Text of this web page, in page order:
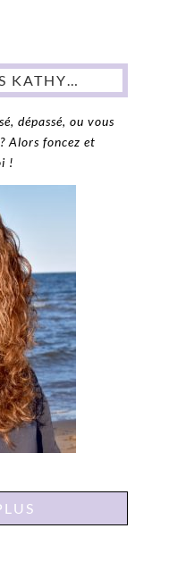
KATHY…
dépassé, ou vous
Alors foncez et
!